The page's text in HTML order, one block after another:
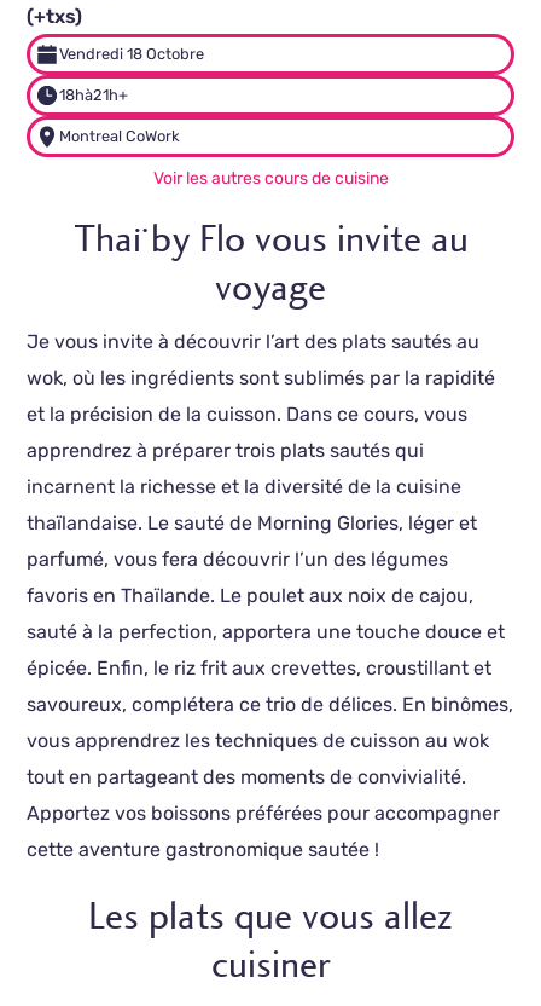
(+txs)
Vendredi 18 Octobre
18hà21h+
Montreal CoWork
Voir les autres cours de cuisine
Thaï by Flo vous invite au
voyage
Je vous invite à découvrir l’art des plats sautés au
wok, où les ingrédients sont sublimés par la rapidité
et la précision de la cuisson. Dans ce cours, vous
apprendrez à préparer trois plats sautés qui
incarnent la richesse et la diversité de la cuisine
thaïlandaise. Le sauté de Morning Glories, léger et
parfumé, vous fera découvrir l’un des légumes
favoris en Thaïlande. Le poulet aux noix de cajou,
sauté à la perfection, apportera une touche douce et
épicée. Enfin, le riz frit aux crevettes, croustillant et
savoureux, complétera ce trio de délices. En binômes,
vous apprendrez les techniques de cuisson au wok
tout en partageant des moments de convivialité.
Apportez vos boissons préférées pour accompagner
cette aventure gastronomique sautée !
Les plats que vous allez
cuisiner